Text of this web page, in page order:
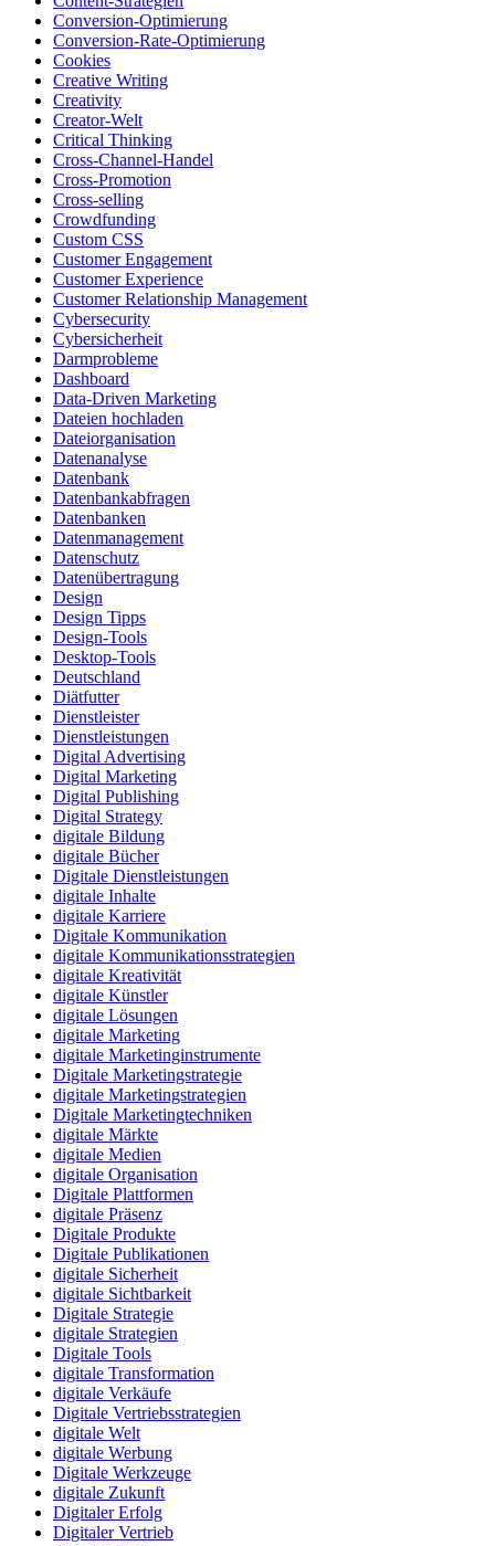
Conversion-Optimierung
Conversion-Rate-Optimierung
Cookies
Creative Writing
Creativity
Creator-Welt
Critical Thinking
Cross-Channel-Handel
Cross-Promotion
Cross-selling
Crowdfunding
Custom CSS
Customer Engagement
Customer Experience
Customer Relationship Management
Cybersecurity
Cybersicherheit
Darmprobleme
Dashboard
Data-Driven Marketing
Dateien hochladen
Dateiorganisation
Datenanalyse
Datenbank
Datenbankabfragen
Datenbanken
Datenmanagement
Datenschutz
Datenübertragung
Design
Design Tipps
Design-Tools
Desktop-Tools
Deutschland
Diätfutter
Dienstleister
Dienstleistungen
Digital Advertising
Digital Marketing
Digital Publishing
Digital Strategy
digitale Bildung
digitale Bücher
Digitale Dienstleistungen
digitale Inhalte
digitale Karriere
Digitale Kommunikation
digitale Kommunikationsstrategien
digitale Kreativität
digitale Künstler
digitale Lösungen
digitale Marketing
digitale Marketinginstrumente
Digitale Marketingstrategie
digitale Marketingstrategien
Digitale Marketingtechniken
digitale Märkte
digitale Medien
digitale Organisation
Digitale Plattformen
digitale Präsenz
Digitale Produkte
Digitale Publikationen
digitale Sicherheit
digitale Sichtbarkeit
Digitale Strategie
digitale Strategien
Digitale Tools
digitale Transformation
digitale Verkäufe
Digitale Vertriebsstrategien
digitale Welt
digitale Werbung
Digitale Werkzeuge
digitale Zukunft
Digitaler Erfolg
Digitaler Vertrieb